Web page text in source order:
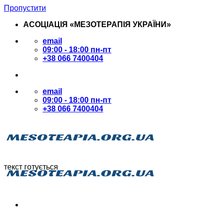
Пропустити
АСОЦІАЦІЯ «МЕЗОТЕРАПІЯ УКРАЇНИ»
email
09:00 - 18:00 пн-пт
+38 066 7400404
email
09:00 - 18:00 пн-пт
+38 066 7400404
текст готується